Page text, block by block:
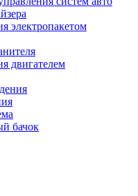
электропакетом
двигателем
бачок